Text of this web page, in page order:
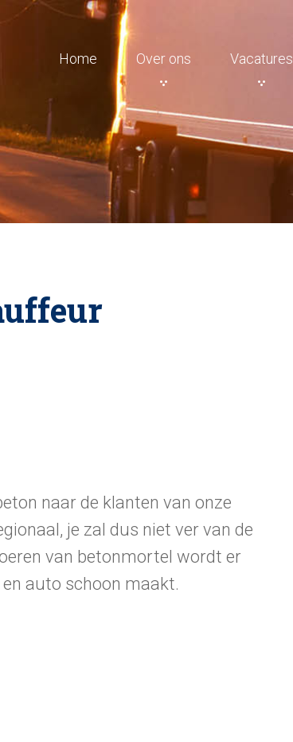
Home Over ons Vacatures
naar de klanten van onze
je zal dus niet ver van de
van betonmortel wordt er
auto schoon maakt.